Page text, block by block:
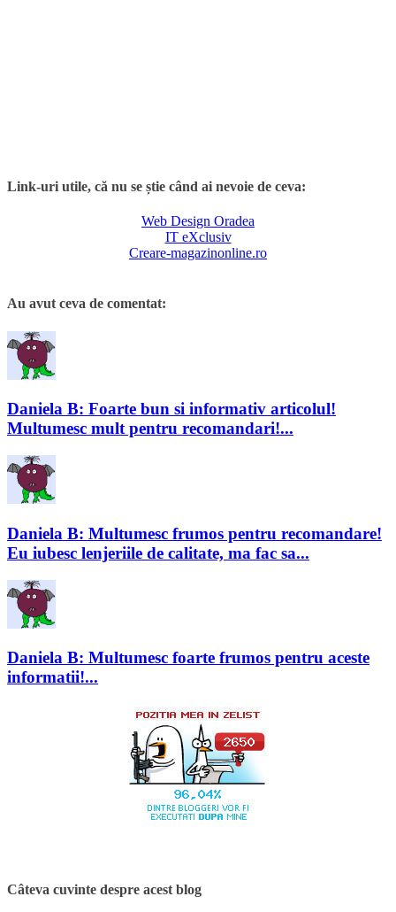
Link-uri utile, că nu se știe când ai nevoie de ceva:
Web Design Oradea
IT eXclusiv
Creare-magazinonline.ro
Au avut ceva de comentat:
Daniela B: Foarte bun si informativ articolul!
Multumesc mult pentru recomandari!...
Daniela B: Multumesc frumos pentru recomandare!
Eu iubesc lenjeriile de calitate, ma fac sa...
Daniela B: Multumesc foarte frumos pentru aceste
informatii!...
Câteva cuvinte despre acest blog